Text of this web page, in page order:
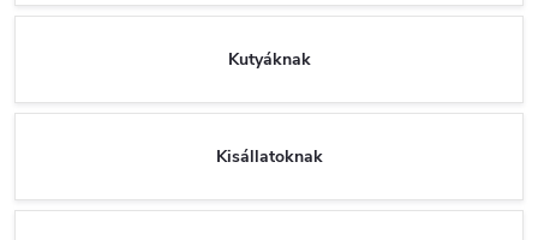
Kutyáknak
Kisállatoknak